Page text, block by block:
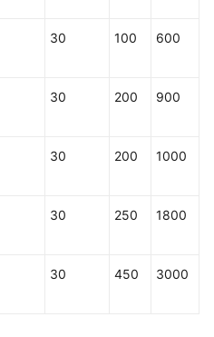
30 100 600
30 200 900
30 200 1000
30 250 1800
30 450 3000